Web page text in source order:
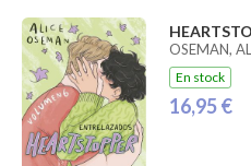
OSEMAN,
En stock
16,95 €